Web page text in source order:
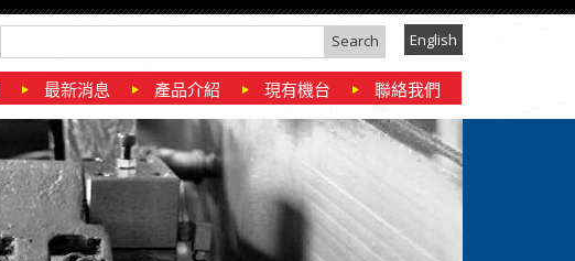
English
最新消息 產品介紹 現有機台 聯絡我們